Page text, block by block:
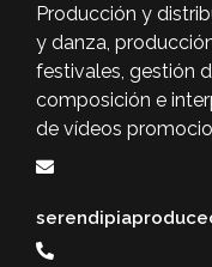
Producción y
y danza,
festivales, gestión
composición e
de vídeos